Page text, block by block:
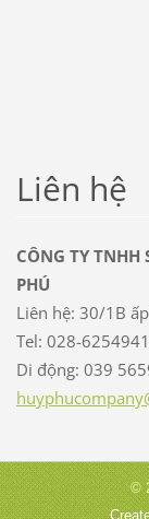
Liên hệ
CÔNG TY TNHH
PHÚ
Liên hệ: 30/1B
Tel: 028-
Di động: 039
huyphuco
©